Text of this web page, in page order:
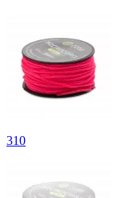
310